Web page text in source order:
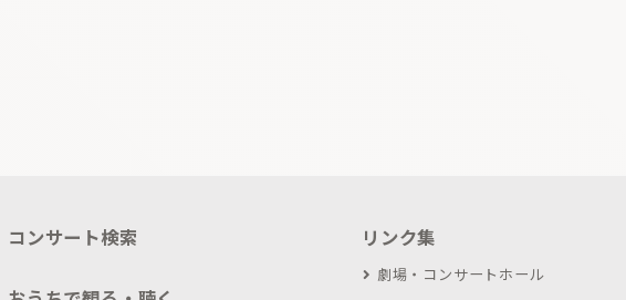
コンサート検索 リンク集
劇場・コンサートホール